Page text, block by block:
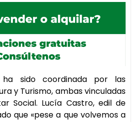
ha sido coordinada por las
y Turismo, ambas vinculadas
Social. Lucía Castro, edil de
que «pese a que volvemos a